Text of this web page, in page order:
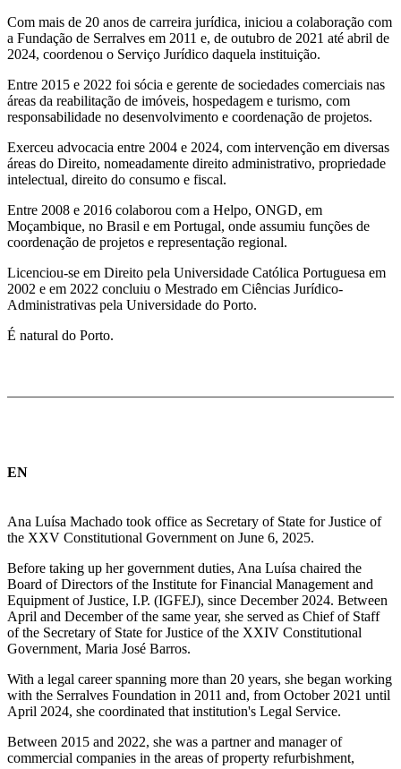
Com mais de 20 anos de carreira jurídica, iniciou a colaboração com
a Fundação de Serralves em 2011 e, de outubro de 2021 até abril de
2024, coordenou o Serviço Jurídico daquela instituição.
Entre 2015 e 2022 foi sócia e gerente de sociedades comerciais nas
áreas da reabilitação de imóveis, hospedagem e turismo, com
responsabilidade no desenvolvimento e coordenação de projetos.
Exerceu advocacia entre 2004 e 2024, com intervenção em diversas
áreas do Direito, nomeadamente direito administrativo, propriedade
intelectual, direito do consumo e fiscal.
Entre 2008 e 2016 colaborou com a Helpo, ONGD, em
Moçambique, no Brasil e em Portugal, onde assumiu funções de
coordenação de projetos e representação regional.
Licenciou-se em Direito pela Universidade Católica Portuguesa em
2002 e em 2022 concluiu o Mestrado em Ciências Jurídico-
Administrativas pela Universidade do Porto.
É natural do Porto.
EN
Ana Luísa Machado took office as Secretary of State for Justice of
the XXV Constitutional Government on June 6, 2025.
Before taking up her government duties, Ana Luísa chaired the
Board of Directors of the Institute for Financial Management and
Equipment of Justice, I.P. (IGFEJ), since December 2024. Between
April and December of the same year, she served as Chief of Staff
of the Secretary of State for Justice of the XXIV Constitutional
Government, Maria José Barros.
With a legal career spanning more than 20 years, she began working
with the Serralves Foundation in 2011 and, from October 2021 until
April 2024, she coordinated that institution's Legal Service.
Between 2015 and 2022, she was a partner and manager of
commercial companies in the areas of property refurbishment,